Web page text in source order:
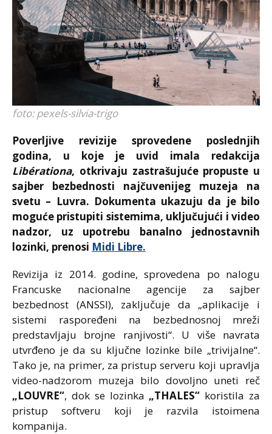
foto: pexels-silvia-trigo
Poverljive revizije sprovedene poslednjih
godina, u koje je uvid imala redakcija
Libérationa, otkrivaju zastrašujuće propuste u
sajber bezbednosti najčuvenijeg muzeja na
svetu – Luvra. Dokumenta ukazuju da je bilo
moguće pristupiti sistemima, uključujući i video
nadzor, uz upotrebu banalno jednostavnih
lozinki, prenosi Midi Libre.
Revizija iz 2014. godine, sprovedena po nalogu
Francuske nacionalne agencije za sajber
bezbednost (ANSSI), zaključuje da „aplikacije i
sistemi raspoređeni na bezbednosnoj mreži
predstavljaju brojne ranjivosti“. U više navrata
utvrđeno je da su ključne lozinke bile „trivijalne“.
Tako je, na primer, za pristup serveru koji upravlja
video-nadzorom muzeja bilo dovoljno uneti reč
„LOUVRE“, dok se lozinka „THALES“ koristila za
pristup softveru koji je razvila istoimena
kompanija.